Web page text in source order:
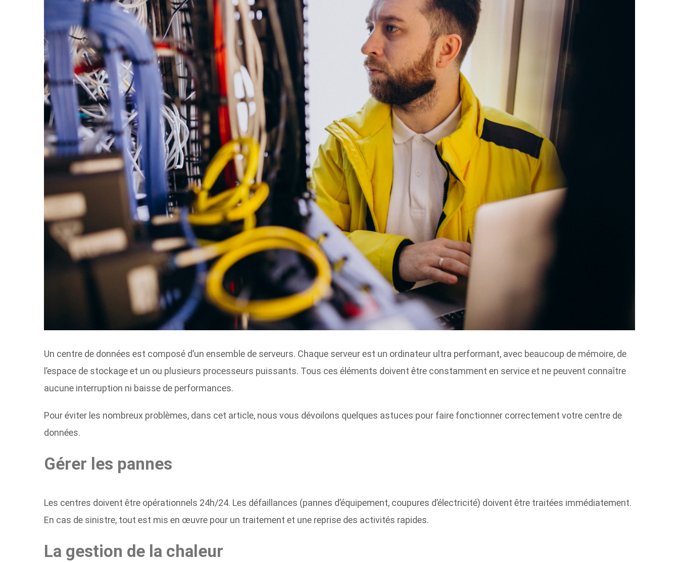
Un centre de données est composé d’un ensemble de serveurs. Chaque serveur est un ordinateur ultra performant, avec beaucoup de mémoire, de
l’espace de stockage et un ou plusieurs processeurs puissants. Tous ces éléments doivent être constamment en service et ne peuvent connaître
aucune interruption ni baisse de performances.
Pour éviter les nombreux problèmes, dans cet article, nous vous dévoilons quelques astuces pour faire fonctionner correctement votre centre de
données.
Gérer les pannes
Les centres doivent être opérationnels 24h/24. Les défaillances (pannes d’équipement, coupures d’électricité) doivent être traitées immédiatement.
En cas de sinistre, tout est mis en œuvre pour un traitement et une reprise des activités rapides.
La gestion de la chaleur